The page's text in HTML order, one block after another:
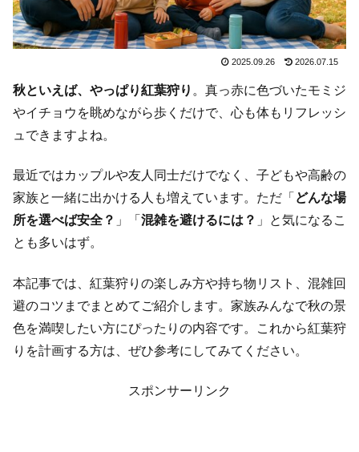
2025.09.26 2026.07.15
秋といえば、やっぱり紅葉狩り 。真っ赤に色づいたモミジ
やイチョウを眺めながら歩くだけで、心も体もリフレッシ
ュできますよね。
最近ではカップルや友人同士だけでなく、子どもや高齢の
家族と一緒に出かける人も増えています。ただ「 どんな場
所を選べば安全？ 」「 混雑を避けるには？ 」と気になるこ
とも多いはず。
本記事では、紅葉狩りの楽しみ方や持ち物リスト、混雑回
避のコツまでまとめてご紹介します。家族みんなで秋の景
色を満喫したい方にぴったりの内容です。これから紅葉狩
りを計画する方は、ぜひ参考にしてみてください。
スポンサーリンク